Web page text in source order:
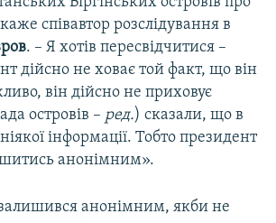
співавтор розслідування в
. – Я хотів пересвідчитися –
дійсно не ховає той факт, що він
він дійсно не приховує
островів – ред.) сказали, що в
інформації. Тобто президент
анонімним».
залишився анонімним, якби не